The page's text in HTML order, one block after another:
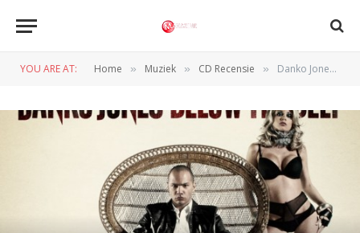
YOU ARE AT: Home » Muziek » CD Recensie » Danko Jones – Below The Belt